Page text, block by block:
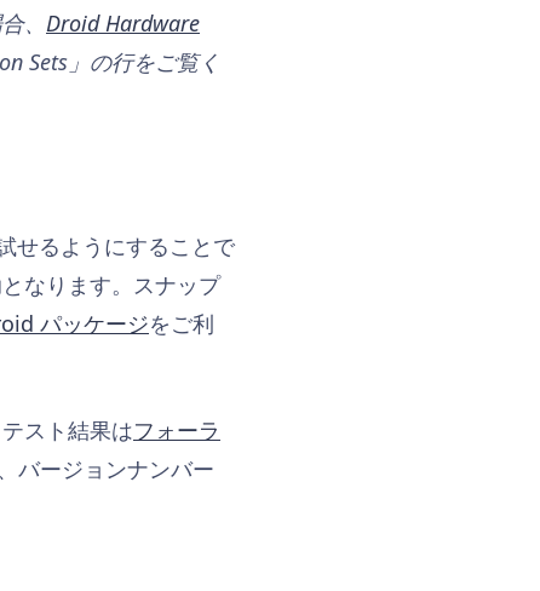
、 Droid Hardware
Sets」の行をご覧く
せるようにすることで
なります。スナップ
パッケージをご利
スト結果はフォーラ
バージョンナンバー